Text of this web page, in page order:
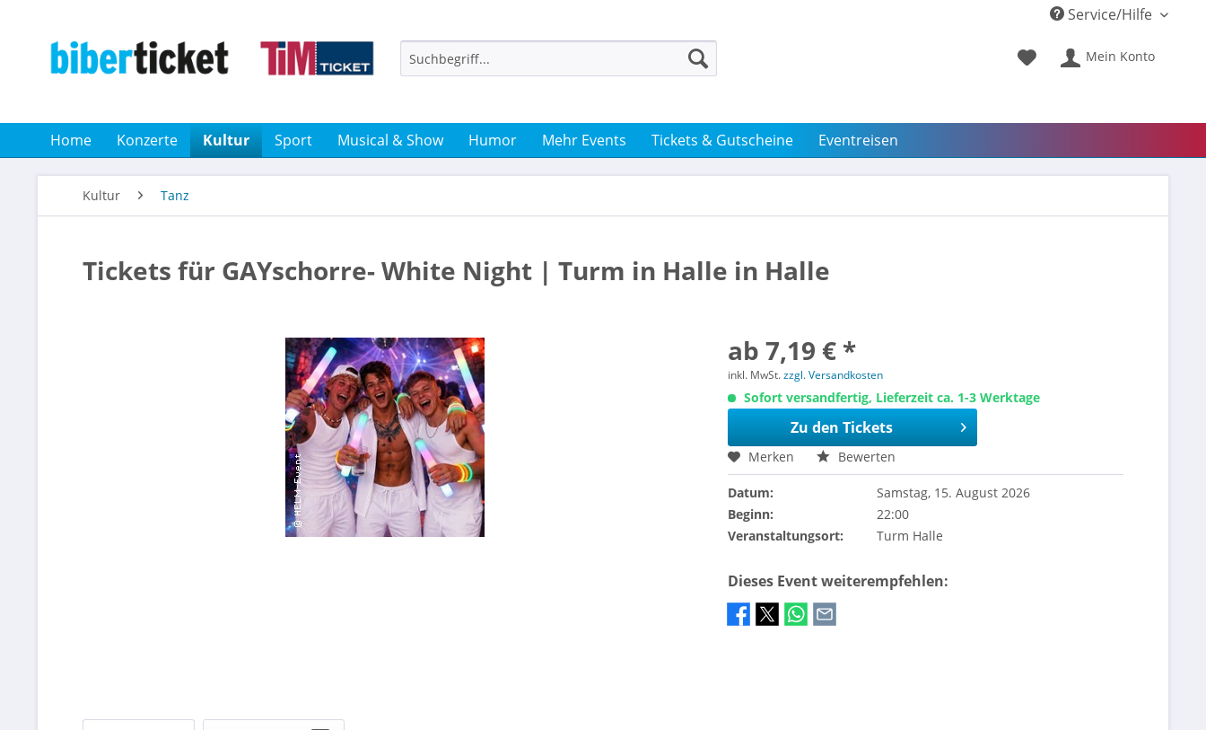
Service/Hilfe
Mein Konto
Home Konzerte Kultur Sport Musical & Show Humor Mehr Events Tickets & Gutscheine Eventreisen
Kultur Tanz
Tickets für GAYschorre- White Night | Turm in Halle in Halle
ab 7,19 € *
inkl. MwSt.zzgl. Versandkosten
Sofort versandfertig, Lieferzeit ca. 1-3 Werktage
Zu den Tickets
Merken Bewerten
Datum:
Samstag, 15. August 2026
Beginn:
22:00
Veranstaltungsort:
Turm Halle
Dieses Event weiterempfehlen: